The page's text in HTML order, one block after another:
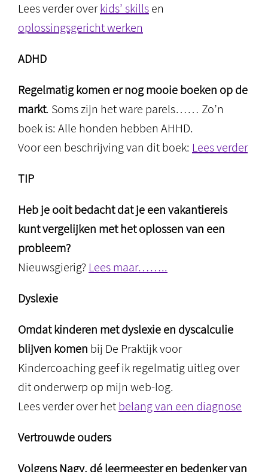
Lees verder overkids’ skillsen
oplossingsgericht werken
ADHD
Regelmatig komen er nog mooie boeken op de
markt. Soms zijn het ware parels…… Zo’n
boek is: Alle honden hebben AHHD.
Voor een beschrijving van dit boek: Lees verder
TIP
Heb je ooit bedacht dat je een vakantiereis
kunt vergelijken met het oplossen van een
probleem?
Nieuwsgierig? Lees maar……..
Dyslexie
Omdat kinderen met dyslexie en dyscalculie
blijven komen bij De Praktijk voor
Kindercoaching geef ik regelmatig uitleg over
dit onderwerp op mijn web-log.
Lees verder over hetbelang van een diagnose
Vertrouwde ouders
Volgens Nagy, dé leermeester en bedenker van